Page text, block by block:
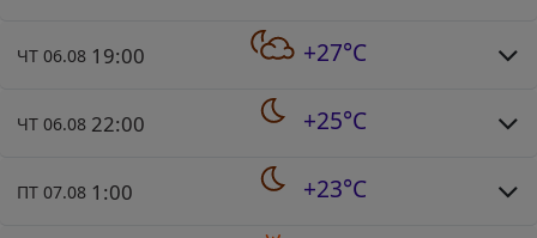
ЧТ 06.08 19:00 +27°C
ЧТ 06.08 22:00 +25°C
ПТ 07.08 1:00 +23°C